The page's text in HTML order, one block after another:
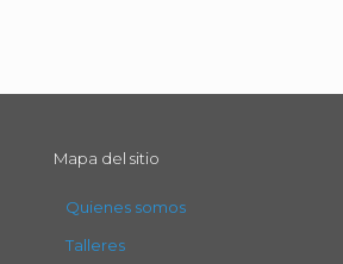
Mapa del sitio
Quienes somos
Talleres